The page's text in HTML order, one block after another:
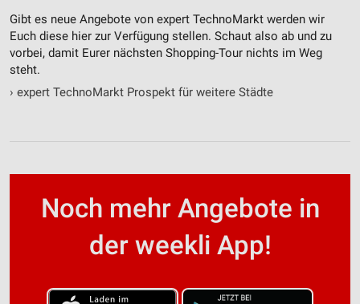
Gibt es neue Angebote von expert TechnoMarkt werden wir
Euch diese hier zur Verfügung stellen. Schaut also ab und zu
vorbei, damit Eurer nächsten Shopping-Tour nichts im Weg
steht.
› expert TechnoMarkt Prospekt für weitere Städte
Noch mehr Angebote in
der weekli App!